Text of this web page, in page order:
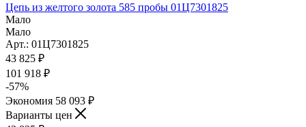
Цепь из желтого золота 585 пробы 01Ц7301825
Мало
Мало
Арт.: 01Ц7301825
43 825 ₽
101 918 ₽
-57%
Экономия 58 093 ₽
Варианты цен